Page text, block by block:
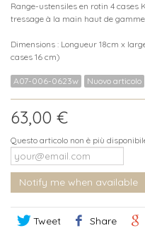
Range-ustensiles en rotin 4 cases
tressage à la main haut de
Dimensions : Longueur 18cm x
cases 16 cm)
A07-006-0623w Nuovo articolo
63,00 €
Questo articolo non è più
Notify me when available
Tweet Share